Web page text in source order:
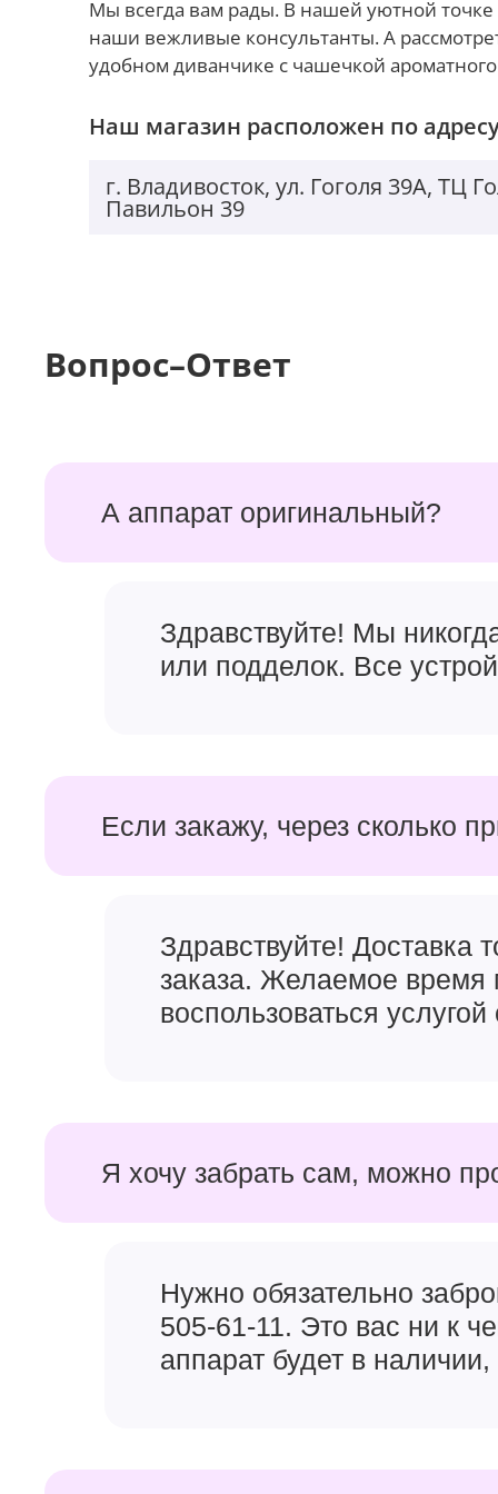
Появился золотой цвет. Девчонки будут визжать
Именно в этой модели Apple им такую
смартфонов предыдущего поколения. Добавился
хорошо себя зарекомендовал с точки зрения
Самый мощный Айфон
Самый мощный чипсет, который Apple
Вместе с
консольные игры, которых вышло на Айфон уже
Владельцы iPhone 15 Pro и iPhone 15 Pro Max
новом поколении эту проблему хотя бы
Мы всегда вам рады. В нашей уютной точке
наши вежливые консультанты. А
удобном диванчике с чашечкой
Наш магазин расположен по
г. Владивосток, ул. Гоголя 39А, ТЦ
Павильон 39
Вопрос–Ответ
А аппарат оригинальный?
Здравствуйте! Мы
или подделок. Все
Если закажу, через сколько
Здравствуйте! Доставка
заказа. Желаемое время
воспользоваться
Я хочу забрать сам, можно
Нужно обязательно
505-61-11. Это вас ни к
аппарат будет в